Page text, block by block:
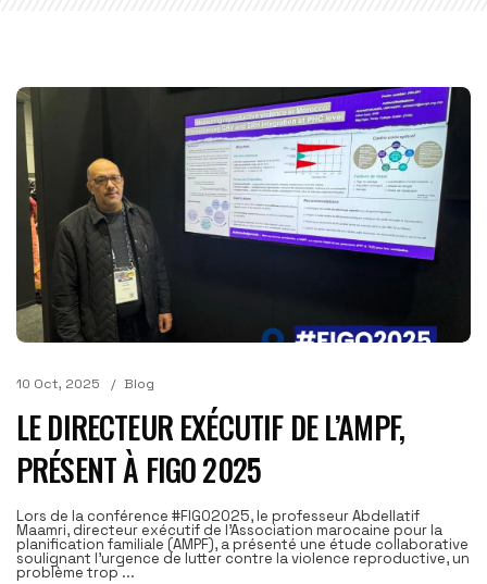
10 Oct, 2025 Blog
LE DIRECTEUR EXÉCUTIF DE L’AMPF,
PRÉSENT À FIGO 2025
Lors de la conférence #FIGO2025, le professeur Abdellatif
Maamri, directeur exécutif de l'Association marocaine pour la
planification familiale (AMPF), a présenté une étude collaborative
soulignant l'urgence de lutter contre la violence reproductive, un
problème trop ...